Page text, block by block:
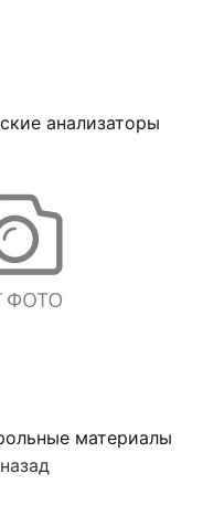
анализаторы
материалы